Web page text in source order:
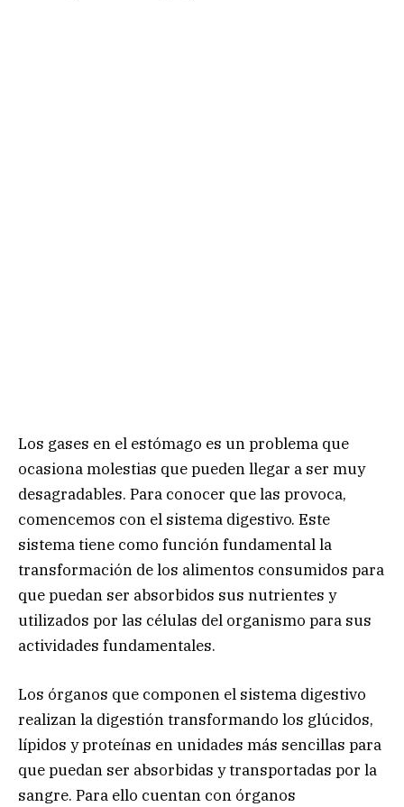
Los gases en el estómago es un problema que
ocasiona molestias que pueden llegar a ser muy
desagradables. Para conocer que las provoca,
comencemos con el sistema digestivo. Este
sistema tiene como función fundamental la
transformación de los alimentos consumidos para
que puedan ser absorbidos sus nutrientes y
utilizados por las células del organismo para sus
actividades fundamentales.
Los órganos que componen el sistema digestivo
realizan la digestión transformando los glúcidos,
lípidos y proteínas en unidades más sencillas para
que puedan ser absorbidas y transportadas por la
sangre. Para ello cuentan con órganos